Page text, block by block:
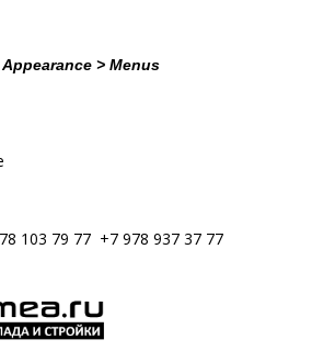
Appearance > Menus
103 79 77 +7 978 937 37 77